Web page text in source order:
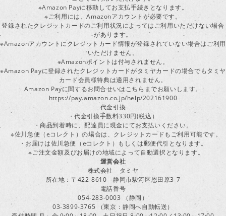
※Amazon Payに移動してお支払手続きとなります。
※ご利用には、Amazonアカウントが必要です。
登録されたクレジットカードのご利用状況によってはご利用いただけない場合
があります。
※Amazonアカウントにクレジットカード情報が登録されていない場合はご利用
いただけません。
※Amazonポイントは付与されません。
※Amazon Payに登録されたクレジットカードがタミヤカードの場合でもタミヤ
カード会員様特典は適用されません。
Amazon Payに関するお問合せいはこちらまでお願いします。
https://pay.amazon.co.jp/help/202161900
代金引換
・代金引換手数料330円(税込）
・商品到着時に、配達員に現金にてお支払いください。
※佐川急便（eコレクト）の場合は、クレジットカードもご利用可能です。
・お届けは佐川急便（eコレクト）もしくは郵便代引となります。
※ご注文金額及びお届けの地域によって自動選択となります。
運営会社
株式会社 タミヤ
所在地：〒422-8610 静岡市駿河区恩田原3-7
電話番号
054-283-0003 （静岡）
03-3899-3765 （東京：静岡へ自動転送）